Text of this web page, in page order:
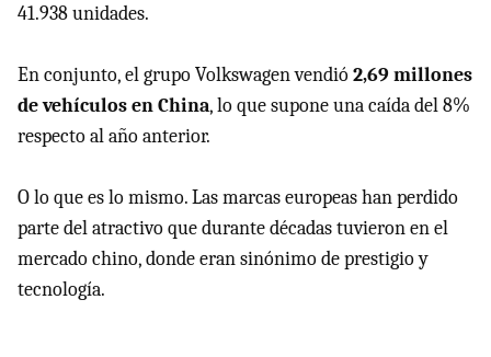
41.938 unidades.
En conjunto, el grupo Volkswagen vendió2,69 millones
de vehículos en China, lo que supone una caída del 8%
respecto al año anterior.
O lo que es lo mismo. Las marcas europeas han perdido
parte del atractivo que durante décadas tuvieron en el
mercado chino, donde eran sinónimo de prestigio y
tecnología.